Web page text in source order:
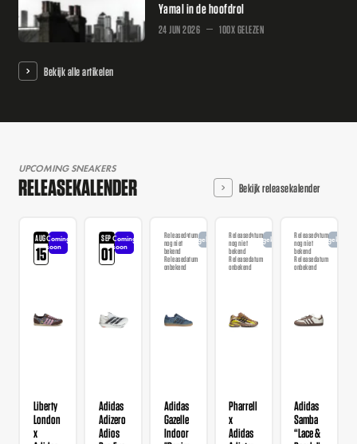
Yamal in de hoofdrol
24 JUN 2026 100X GELEZEN
Bekijk alle artikelen
UPCOMING SNEAKERS
RELEASEKALENDER Bekijk releasekalender
AUG
15
Coming
soon
Liberty
London
x
SEP
01
Coming
soon
Adidas
Adizero
Adios
Releasedatum
nog niet
bekend
Releasedatum
onbekend
Aangekondigd
Adidas
Gazelle
Indoor
Releasedatum
nog niet
bekend
Releasedatum
onbekend
Aangekondigd
Pharrell
x
Adidas
Releasedatum
nog niet
bekend
Releasedatum
onbekend
Adidas
Samba
“Lace &